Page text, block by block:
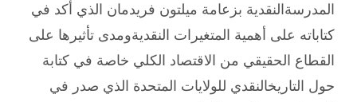
المدرسةالنقدية بزعامة ميلتون فريدمان الذي أكد في
كتاباته على أهمية المتغيرات النقديةومدى تأثيرها على
القطاع الحقيقي من الاقتصاد الكلي خاصة في كتابة
حول التاريخالنقدي للولايات المتحدة الذي صدر في